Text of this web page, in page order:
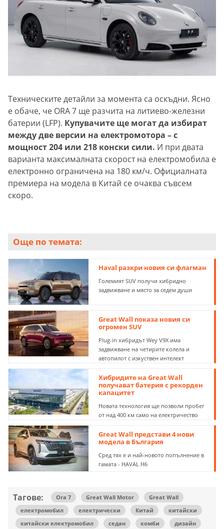
Техническите детайли за момента са оскъдни. Ясно
е обаче, че ORA 7 ще разчита на литиево-железни
батерии (LFP). Купувачите ще могат да избират
между две версии на електромотора – с
мощност 204 или 218 конски сили. И при двата
варианта максималната скорост на електромобила е
електронно ограничена на 180 км/ч. Официалната
премиера на модела в Китай се очаква съвсем
скоро.
Още по темата:
Haval разкри новия си флагман
Големият SUV получи хибридно
задвижване и място за седем души
Great Wall показа новия си
огромен SUV
Plug-in хибридът Wey V9X има
задвижване на четирите колела и
автопилот с изкуствен интелект
Хибридите на Great Wall
получават батерия с рекорден
капацитет
Новата технология ще позволи пробег
от над 400 км само на електричество
Great Wall представи 4 нови
модела в България
Сред тях е и най-новото попълнение в
гамата - HAVAL H6
Тагове: Ora 7 Great Wall Motor
Great Wall
електромобил
електрически Китай
китайски
китайски електромобил
седан комби дизайн